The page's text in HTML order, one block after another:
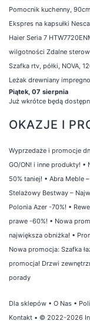
Pomocnik kuchenny,
Ekspres na kapsułki
Haier Seria 7
wilgotności Zdalne
Szafka rtv, półki, NOVA,
Leżak drewniany
Piątek, 07 sierpnia
Już wkrótce będą
OKAZJE I
Wyprzedaże i promocje
GO/ON! i inne produkty! •
50% taniej! • Abra Meble
Stelażowy Bestway –
Polonia Azer -70%! •
prawe -60%! • Nowa
największa obniżka! •
Nowa promocja: Szafka
promocja! Drzwi
porady
Dla sklepów • O Nas •
Kontakt • © 2022-2026